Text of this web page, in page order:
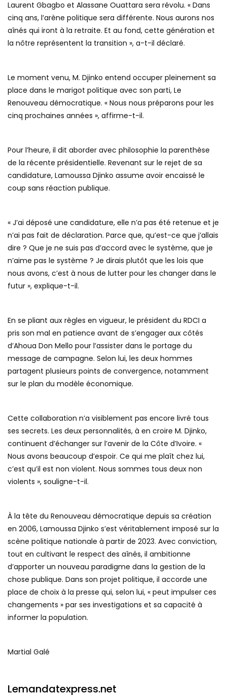
Laurent Gbagbo et Alassane Ouattara sera révolu. « Dans
cinq ans, l’arène politique sera différente. Nous aurons nos
aînés qui iront à la retraite. Et au fond, cette génération et
la nôtre représentent la transition », a-t-il déclaré.
Le moment venu, M. Djinko entend occuper pleinement sa
place dans le marigot politique avec son parti, Le
Renouveau démocratique. « Nous nous préparons pour les
cinq prochaines années », affirme-t-il.
Pour l’heure, il dit aborder avec philosophie la parenthèse
de la récente présidentielle. Revenant sur le rejet de sa
candidature, Lamoussa Djinko assume avoir encaissé le
coup sans réaction publique.
« J’ai déposé une candidature, elle n’a pas été retenue et je
n’ai pas fait de déclaration. Parce que, qu’est-ce que j’allais
dire ? Que je ne suis pas d’accord avec le système, que je
n’aime pas le système ? Je dirais plutôt que les lois que
nous avons, c’est à nous de lutter pour les changer dans le
futur », explique-t-il.
En se pliant aux règles en vigueur, le président du RDCI a
pris son mal en patience avant de s’engager aux côtés
d’Ahoua Don Mello pour l’assister dans le portage du
message de campagne. Selon lui, les deux hommes
partagent plusieurs points de convergence, notamment
sur le plan du modèle économique.
Cette collaboration n’a visiblement pas encore livré tous
ses secrets. Les deux personnalités, à en croire M. Djinko,
continuent d’échanger sur l’avenir de la Côte d’Ivoire. «
Nous avons beaucoup d’espoir. Ce qui me plaît chez lui,
c’est qu’il est non violent. Nous sommes tous deux non
violents », souligne-t-il.
À la tête du Renouveau démocratique depuis sa création
en 2006, Lamoussa Djinko s’est véritablement imposé sur la
scène politique nationale à partir de 2023. Avec conviction,
tout en cultivant le respect des aînés, il ambitionne
d’apporter un nouveau paradigme dans la gestion de la
chose publique. Dans son projet politique, il accorde une
place de choix à la presse qui, selon lui, « peut impulser ces
changements » par ses investigations et sa capacité à
informer la population.
Martial Galé
Lemandatexpress.net